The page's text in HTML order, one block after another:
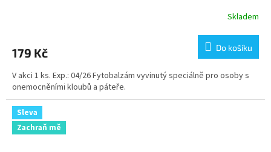
Skladem
179 Kč Do košíku
V akci 1 ks. Exp.: 04/26 Fytobalzám vyvinutý speciálně pro osoby s
onemocněními kloubů a páteře.
Sleva
Zachraň mě